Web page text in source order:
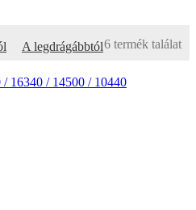
A legdrágábbtól6 termék találat